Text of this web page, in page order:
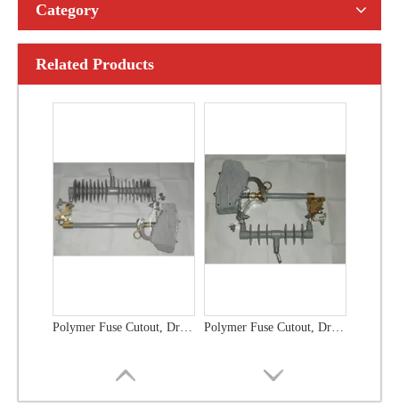
Category
Related Products
Polymer Fuse Cutout, Drop out Fuses 12 Kv 200A Polymer Fuse Cutout, Drop out Fuses 24 Kv 300A